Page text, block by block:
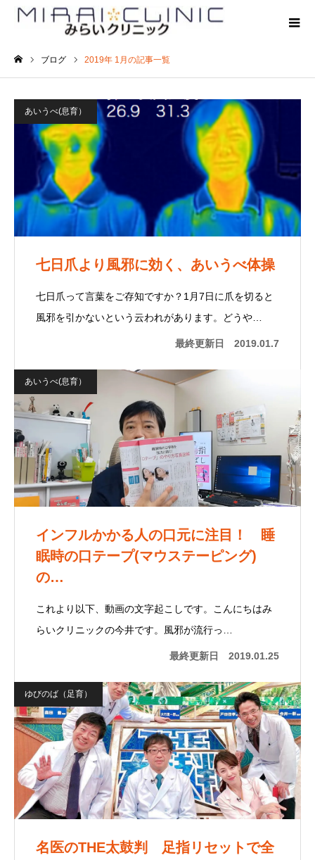
ブログ 2019年 1月の記事一覧
あいうべ(息育）
七日爪より風邪に効く、あいうべ体操
七日爪って言葉をご存知ですか？1月7日に爪を切ると
風邪を引かないという云われがあります。どうや…
最終更新日 2019.01.7
あいうべ(息育）
インフルかかる人の口元に注目！ 睡
眠時の口テープ(マウステーピング)
の…
これより以下、動画の文字起こしです。こんにちはみ
らいクリニックの今井です。風邪が流行っ…
最終更新日 2019.01.25
ゆびのば（足育）
名医のTHE太鼓判 足指リセットで全